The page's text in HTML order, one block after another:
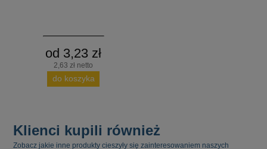
od 3,23 zł
2,63 zł netto
do koszyka
Klienci kupili również
Zobacz jakie inne produkty cieszyły się zainteresowaniem naszych